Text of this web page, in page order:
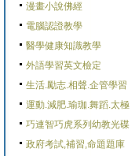
漫畫小說佛經
電腦認證教學
醫學健康知識教學
外語學習英文檢定
生活.勵志.相聲.企管學習
運動.減肥.瑜珈.舞蹈.太極
巧連智巧虎系列幼教光碟
政府考試,補習,命題題庫